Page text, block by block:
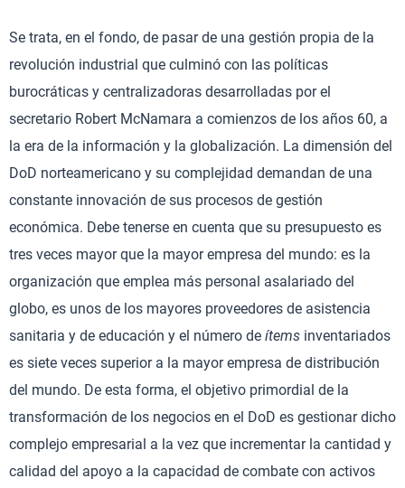
Se trata, en el fondo, de pasar de una gestión propia de la
revolución industrial que culminó con las políticas
burocráticas y centralizadoras desarrolladas por el
secretario Robert McNamara a comienzos de los años 60, a
la era de la información y la globalización. La dimensión del
DoD norteamericano y su complejidad demandan de una
constante innovación de sus procesos de gestión
económica. Debe tenerse en cuenta que su presupuesto es
tres veces mayor que la mayor empresa del mundo: es la
organización que emplea más personal asalariado del
globo, es unos de los mayores proveedores de asistencia
sanitaria y de educación y el número de ítems inventariados
es siete veces superior a la mayor empresa de distribución
del mundo. De esta forma, el objetivo primordial de la
transformación de los negocios en el DoD es gestionar dicho
complejo empresarial a la vez que incrementar la cantidad y
calidad del apoyo a la capacidad de combate con activos